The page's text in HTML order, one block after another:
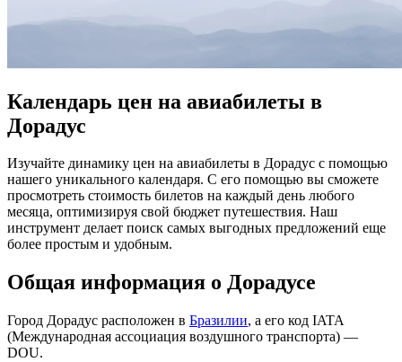
Календарь цен на авиабилеты в
Дорадус
Изучайте динамику цен на авиабилеты в Дорадус с помощью
нашего уникального календаря. С его помощью вы сможете
просмотреть стоимость билетов на каждый день любого
месяца, оптимизируя свой бюджет путешествия. Наш
инструмент делает поиск самых выгодных предложений еще
более простым и удобным.
Общая информация о Дорадусе
Город Дорадус расположен в Бразилии, а его код IATA
(Международная ассоциация воздушного транспорта) —
DOU.